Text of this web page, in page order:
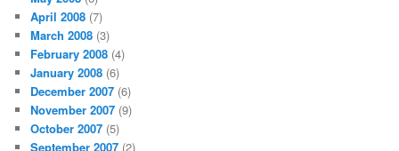
April 2008 (7)
March 2008 (3)
February 2008 (4)
January 2008 (6)
December 2007 (6)
November 2007 (9)
October 2007 (5)
September 2007 (2)